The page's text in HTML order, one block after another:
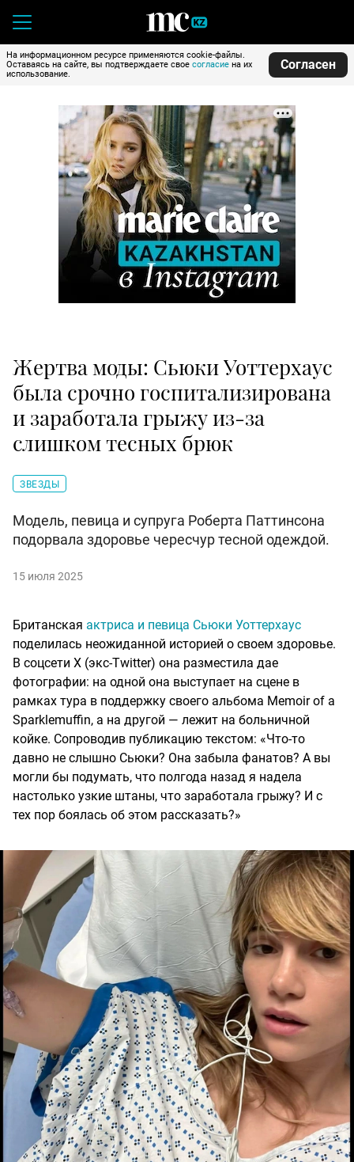
На информационном ресурсе применяются cookie-файлы.
Оставаясь на сайте, вы подтверждаете свое согласие на их
использование.
Согласен
Жертва моды: Сьюки Уоттерхаус
была срочно госпитализирована
и заработала грыжу из-за
слишком тесных брюк
ЗВЕЗДЫ
Модель, певица и супруга Роберта Паттинсона
подорвала здоровье чересчур тесной одеждой.
15 июля 2025
Британская актриса и певица Сьюки Уоттерхаус
поделилась неожиданной историей о своем здоровье.
В соцсети X (экс-Twitter) она разместила дае
фотографии: на одной она выступает на сцене в
рамках тура в поддержку своего альбома Memoir of a
Sparklemuffin, а на другой — лежит на больничной
койке. Сопроводив публикацию текстом: «Что-то
давно не слышно Сьюки? Она забыла фанатов? А вы
могли бы подумать, что полгода назад я надела
настолько узкие штаны, что заработала грыжу? И с
тех пор боялась об этом рассказать?»